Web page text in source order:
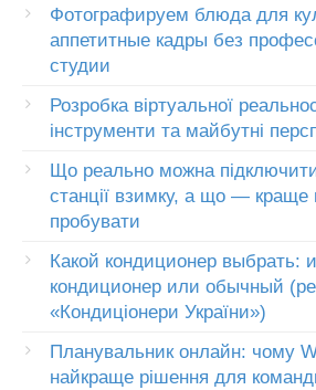
Фотографируем блюда для
аппетитные кадры без
студии
Розробка віртуальної
інструменти та майбутні
Що реально можна
станції взимку, а що — краще
пробувати
Какой кондиционер выбрать:
кондиционер или обычный
«Кондиціонери України»)
Планувальник онлайн: чому
найкраще рішення для